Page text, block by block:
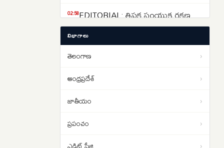
02:58EDITORIAL: త్రిపక్ష సంయుక్త రక్షణ
ఒప్పందం పర్యవసానాలు
Prakash Raj: ద్రవిడ భావన ద్వేషానికి
కాదు.. ‘ద్రవిడ-వివక్షపై దక్షిణ స్వరం’
పుస్తకావిష్కరణ సభలో ప్రకాష్ రాజ్
విభాగాలు
తెలంగాణ ›
ఆంధ్రప్రదేశ్ ›
జాతీయం ›
ప్రపంచం ›